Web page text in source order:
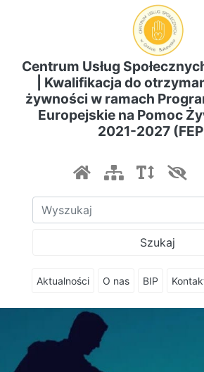
Centrum Usług
| Kwalifikacja do
żywności w ramach
Europejskie na Pomoc
2021-2027
Szukaj
Aktualności O nas BIP